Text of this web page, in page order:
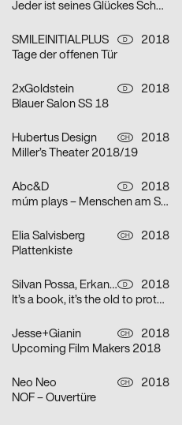
Jeder ist seines Glückes Schmied
SMILEINITIALPLUS D
2018
Tage der offenen Tür
2xGoldstein D
2018
Blauer Salon SS 18
Hubertus Design CH
2018
Miller’s Theater 2018/19
Abc&D D
2018
múm plays – Menschen am Sonntag
Elia Salvisberg CH
2018
Plattenkiste
Silvan Possa, Erkan Elias, Anne Dietzsch D
2018
It’s a book, it’s the old to protest, it’s the new to request
Jesse+Gianin CH
2018
Upcoming Film Makers 2018
Neo Neo CH
2018
NOF – Ouvertüre